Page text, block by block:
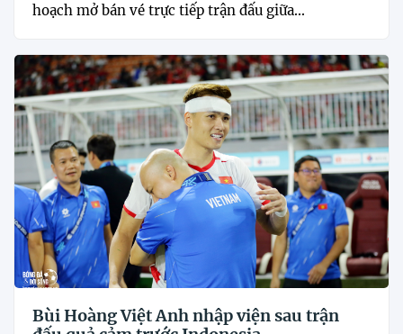
hoạch mở bán vé trực tiếp trận đấu giữa...
Bùi Hoàng Việt Anh nhập viện sau trận